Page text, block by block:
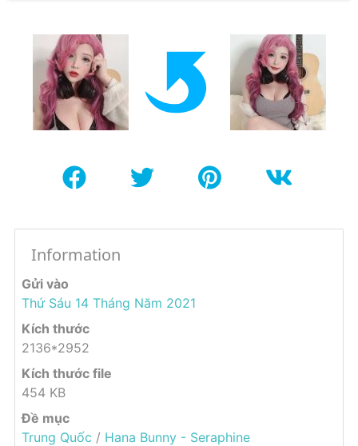
Information
Gửi vào
Thứ Sáu 14 Tháng Năm 2021
Kích thước
2136*2952
Kích thước file
454 KB
Đề mục
Trung Quốc / Hana Bunny - Seraphine